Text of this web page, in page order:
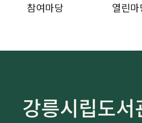
참여마당 열린
강릉시립도서